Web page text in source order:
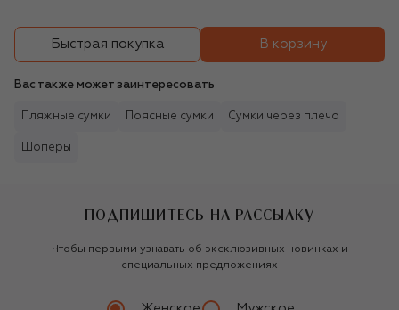
Быстрая покупка В корзину
Вас также может заинтересовать
Пляжные сумки Поясные сумки Сумки через плечо
Шоперы
ПОДПИШИТЕСЬ НА РАССЫЛКУ
Чтобы первыми узнавать об эксклюзивных новинках и
специальных предложениях